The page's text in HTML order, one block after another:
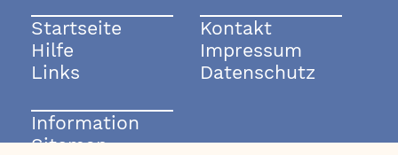
Startseite
Hilfe
Links
Kontakt
Impressum
Datenschutz
Information
Sitemap